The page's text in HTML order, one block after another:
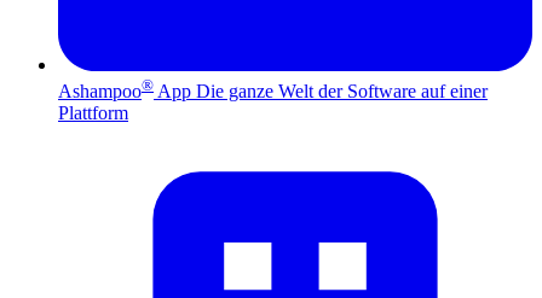
Ashampoo® App Die ganze Welt der Software auf einer
Plattform